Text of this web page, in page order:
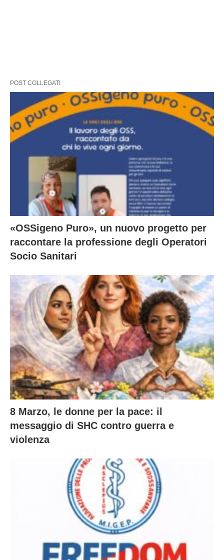
POST COLLEGATI
«OSSigeno Puro», un nuovo progetto per
raccontare la professione degli Operatori
Socio Sanitari
8 Marzo, le donne per la pace: il
messaggio di SHC contro guerra e
violenza